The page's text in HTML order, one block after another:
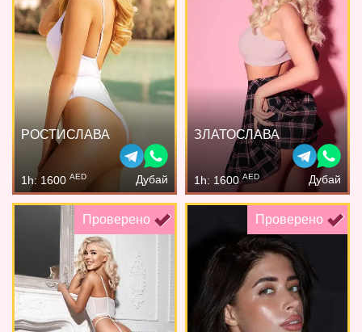
РОСТИСЛАВА
1h: 1600 AED Дубай
ЗЛАТОСЛАВА
1h: 1600AED Дубай
Проверено Проверено